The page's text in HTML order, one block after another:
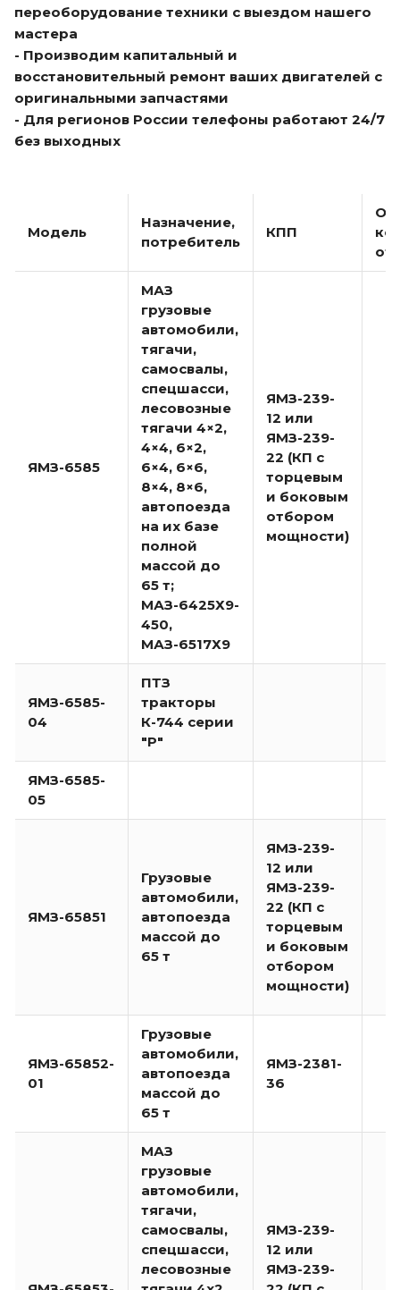
переоборудование техники с выездом нашего
мастера
- Производим капитальный и
восстановительный ремонт ваших двигателей с
оригинальными запчастями
- Для регионов России телефоны работают 24/7
без выходных
Модель
Назначение,
потребитель
КПП
ЯМЗ-6585
МАЗ
грузовые
автомобили,
тягачи,
самосвалы,
спецшасси,
лесовозные
тягачи 4×2,
4×4, 6×2,
6×4, 6×6,
8×4, 8×6,
автопоезда
на их базе
полной
массой до
65 т;
МАЗ-6425Х9-
450,
МАЗ-6517Х9
ЯМЗ-239-
12 или
ЯМЗ-239-
22 (КП с
торцевым
и боковым
отбором
мощности)
ЯМЗ-6585-
04
ПТЗ
тракторы
К-744 серии
"Р"
ЯМЗ-6585-
05
ЯМЗ-65851
Грузовые
автомобили,
автопоезда
массой до
65 т
ЯМЗ-239-
12 или
ЯМЗ-239-
22 (КП с
торцевым
и боковым
отбором
мощности)
ЯМЗ-65852-
01
Грузовые
автомобили,
автопоезда
массой до
65 т
ЯМЗ-2381-
36
МАЗ
грузовые
автомобили,
тягачи,
самосвалы,
спецшасси,
лесовозные
ЯМЗ-239-
12 или
ЯМЗ-239-